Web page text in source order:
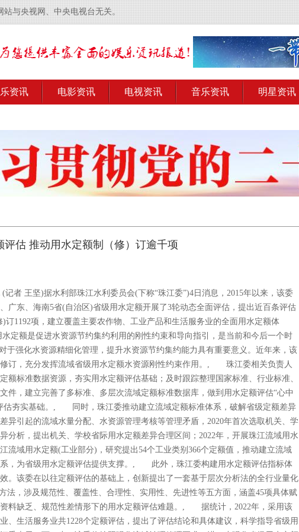
与央视网、中央电视台无关。
资讯 电影资讯 电视资讯 音乐资讯 明星资讯
评估 推动用水定额制（修）订逾千项
者 王坚)据水利部珠江水利委员会(下称“珠江委”)4日消息，2015年以来，该委
广东、海南5省(自治区)省级用水定额开展了3轮动态全面评估，提出近百条评估
订1192项，建立覆盖主要农作物、工业产品和生活服务业的全面用水定额体
额是促进水资源节约集约利用的刚性约束和导向指引，是当前和今后一个时
于强化水资源精细化管理，提升水资源节约集约能力具有重要意义。近年来，该
订，充分发挥流域省级用水定额水资源刚性约束作用。, 珠江委相关负责人
额标准数据资源，夯实用水定额评估基础；及时跟踪整理国家标准、行业标准、
件，建立完善了多标准、多层次流域定额标准数据库，做到用水定额评估“心中
估夯实基础。, 同时，珠江委推动建立流域定额标准体系，破解省级定额差异
异引起的流域水量分配、水资源管理考核等管理矛盾，2020年首次选取机关、学
分析，提出机关、学校省际用水定额差异合理区间；2022年，开展珠江流域用水
流域用水定额(工业部分)，研究提出54个工业类别366个定额值，推动建立流域
，为省级用水定额评估提供支撑。, 此外，珠江委构建用水定额评估指标体
。该委在以往定额评估的基础上，创新提出了一套基于层次分析法的全行业量化
法，涉及规范性、覆盖性、合理性、实用性、先进性等五方面，涵盖45项具体赋
料缺乏、规范性差情形下的用水定额评估难题。, 据统计，2022年，采用该
、生活服务业共1228个定额评估，提出了评估结论和具体建议，科学指导省级用